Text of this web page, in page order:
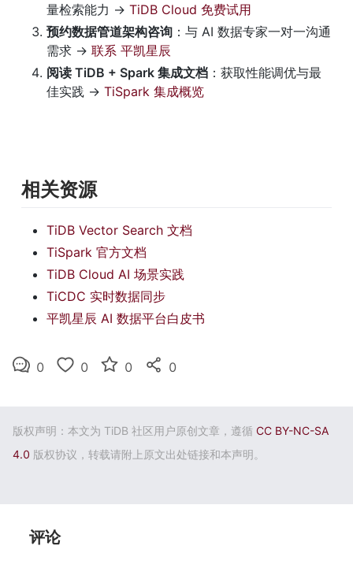
量检索能力 → TiDB Cloud 免费试用
预约数据管道架构咨询 ：与 AI 数据专家一对一沟通
需求 → 联系 平凯星辰
阅读 TiDB + Spark 集成文档 ：获取性能调优与最
佳实践 → TiSpark 集成概览
相关资源
TiDB Vector Search 文档
TiSpark 官方文档
TiDB Cloud AI 场景实践
TiCDC 实时数据同步
平凯星辰 AI 数据平台白皮书
0 0 0 0
版权声明：本文为 TiDB 社区用户原创文章，遵循 CC BY-NC-SA
4.0 版权协议，转载请附上原文出处链接和本声明。
评论